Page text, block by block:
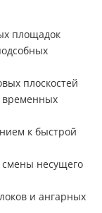
площадок
плоскостей
временных
к быстрой
смены несущего
и ангарных